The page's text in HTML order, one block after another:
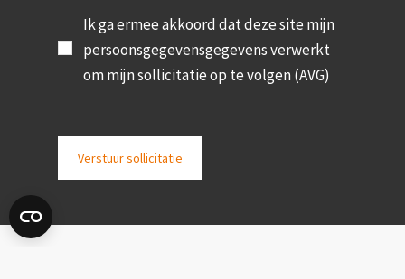
Ik ga ermee akkoord dat deze site mijn
persoonsgegevensgegevens verwerkt
om mijn sollicitatie op te volgen (AVG)